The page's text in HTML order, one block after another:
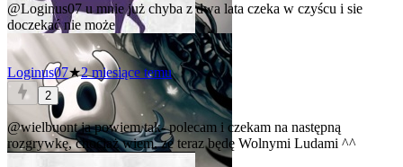
@Loginus07u mnie już chyba z dwa lata czeka w czyścu i sie
doczekać nie może
Loginus07★2 miesiące temu
2
@wielbuontja powiem tak- polecam i czekam na następną
rozgrywkę, chociaż wiem, ze teraz będę Wolnymi Ludami ^^